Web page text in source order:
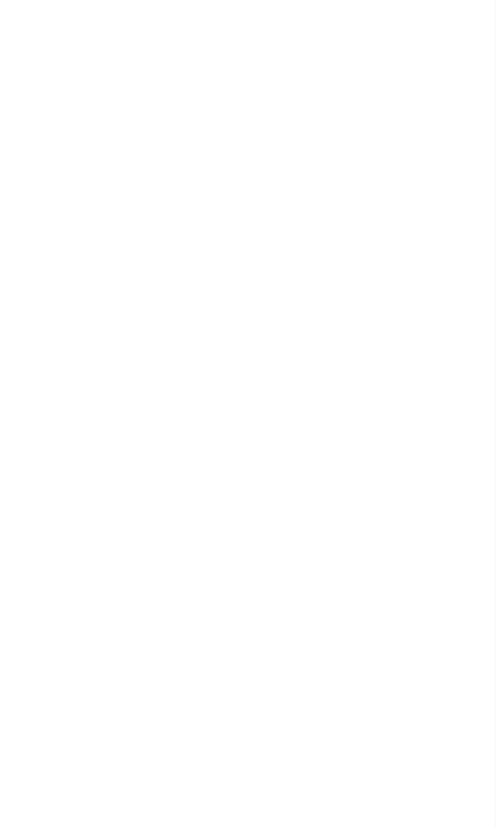
almeno 10 anni, come
sarà richiesto di
del
sono i processi che
il 70% di risposte
svolte online, per
saranno riportate nel
la verifica finale di
valido
il territorio nazionale